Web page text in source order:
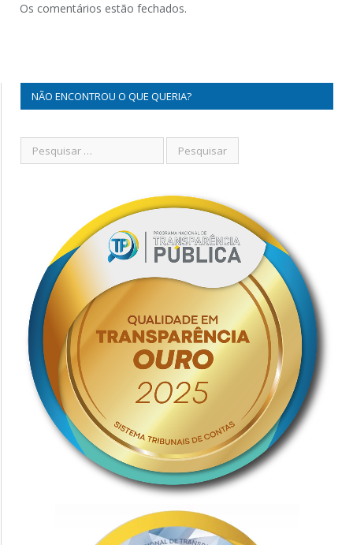
Os comentários estão fechados.
NÃO ENCONTROU O QUE QUERIA?